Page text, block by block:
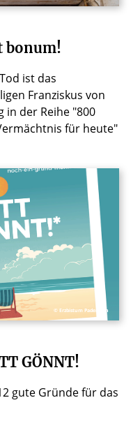
bonum!
ist das
Franziskus von
in der Reihe "800
für heute"
© Erzbistum Paderborn
GÖNNT!
gute Gründe für das